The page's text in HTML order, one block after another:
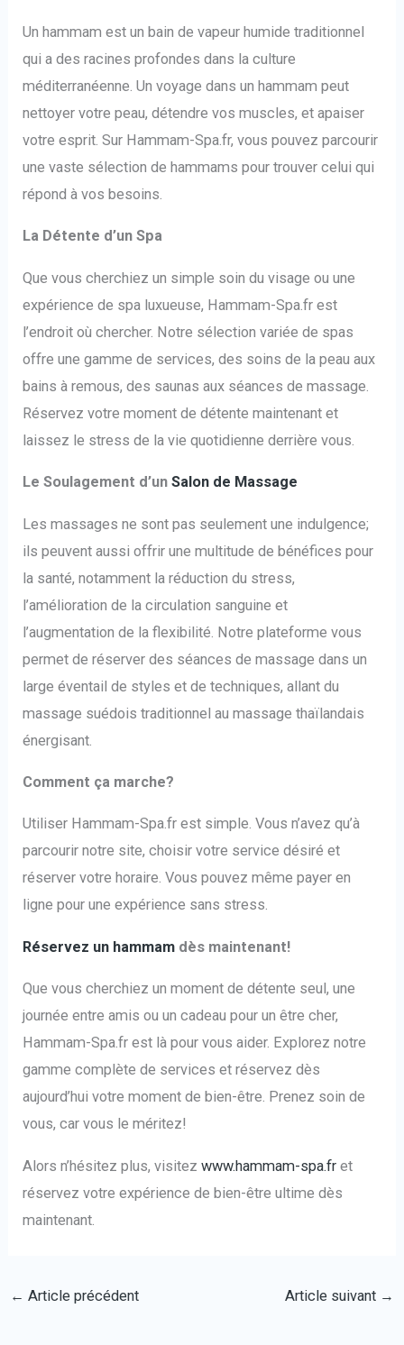
Un hammam est un bain de vapeur humide traditionnel
qui a des racines profondes dans la culture
méditerranéenne. Un voyage dans un hammam peut
nettoyer votre peau, détendre vos muscles, et apaiser
votre esprit. Sur Hammam-Spa.fr, vous pouvez parcourir
une vaste sélection de hammams pour trouver celui qui
répond à vos besoins.
La Détente d’un Spa
Que vous cherchiez un simple soin du visage ou une
expérience de spa luxueuse, Hammam-Spa.fr est
l’endroit où chercher. Notre sélection variée de spas
offre une gamme de services, des soins de la peau aux
bains à remous, des saunas aux séances de massage.
Réservez votre moment de détente maintenant et
laissez le stress de la vie quotidienne derrière vous.
Le Soulagement d’unSalon de Massage
Les massages ne sont pas seulement une indulgence;
ils peuvent aussi offrir une multitude de bénéfices pour
la santé, notamment la réduction du stress,
l’amélioration de la circulation sanguine et
l’augmentation de la flexibilité. Notre plateforme vous
permet de réserver des séances de massage dans un
large éventail de styles et de techniques, allant du
massage suédois traditionnel au massage thaïlandais
énergisant.
Comment ça marche?
Utiliser Hammam-Spa.fr est simple. Vous n’avez qu’à
parcourir notre site, choisir votre service désiré et
réserver votre horaire. Vous pouvez même payer en
ligne pour une expérience sans stress.
Réservez un hammam dès maintenant!
Que vous cherchiez un moment de détente seul, une
journée entre amis ou un cadeau pour un être cher,
Hammam-Spa.fr est là pour vous aider. Explorez notre
gamme complète de services et réservez dès
aujourd’hui votre moment de bien-être. Prenez soin de
vous, car vous le méritez!
Alors n’hésitez plus, visitezwww.hammam-spa.fr et
réservez votre expérience de bien-être ultime dès
maintenant.
← Article précédent Article suivant →